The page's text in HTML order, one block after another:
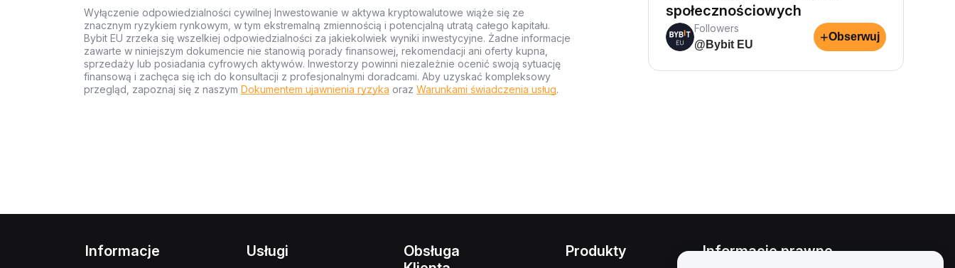
Wyłączenie odpowiedzialności cywilnej Inwestowanie w aktywa kryptowalutowe wiąże się ze
znacznym ryzykiem rynkowym, w tym ekstremalną zmiennością i potencjalną utratą całego kapitału.
Bybit EU zrzeka się wszelkiej odpowiedzialności za jakiekolwiek wyniki inwestycyjne. Żadne informacje
zawarte w niniejszym dokumencie nie stanowią porady finansowej, rekomendacji ani oferty kupna,
sprzedaży lub posiadania cyfrowych aktywów. Inwestorzy powinni niezależnie ocenić swoją sytuację
finansową i zachęca się ich do konsultacji z profesjonalnymi doradcami. Aby uzyskać kompleksowy
przegląd, zapoznaj się z naszym Dokumentem ujawnienia ryzyka oraz Warunkami świadczenia usług.
społecznościowych
Followers
@Bybit EU
+Obserwuj
Informacje Usługi
Obsługa
Produkty Informacje prawne